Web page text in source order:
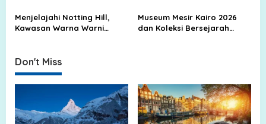
o
Menjelajahi Notting Hill,
Kawasan Warna Warni
Museum Mesir Kairo 2026
dan Koleksi Bersejarah
Don't Miss